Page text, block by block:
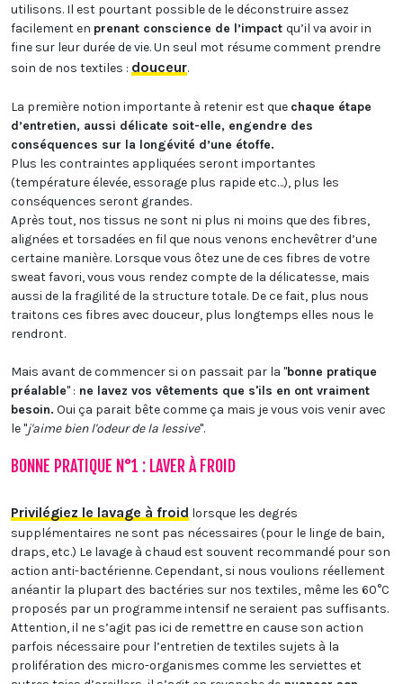
utilisons. Il est pourtant possible de le déconstruire assez
facilement en prenant conscience de l’impact qu’il va avoir in
fine sur leur durée de vie.Un seul mot résume comment prendre
soin de nos textiles : douceur.
La première notion importante à retenir est que chaque étape
d’entretien, aussi délicate soit-elle, engendre des
conséquences sur la longévité d’une étoffe.
Plus les contraintes appliquées seront importantes
(température élevée, essorage plus rapide etc…), plus les
conséquences seront grandes.
Après tout, nos tissus ne sont ni plus ni moins que des fibres,
alignées et torsadées en fil que nous venons enchevêtrer d’une
certaine manière. Lorsque vous ôtez une de ces fibres de votre
sweat favori, vous vous rendez compte de la délicatesse, mais
aussi de la fragilité de la structure totale. De ce fait, plus nous
traitons ces fibres avec douceur, plus longtemps elles nous le
rendront.
Mais avant de commencer si on passait par la "bonne pratique
préalable" : ne lavez vos vêtements que s'ils en ont vraiment
besoin. Oui ça parait bête comme ça mais je vous vois venir avec
le "j'aime bien l'odeur de la lessive".
BONNE PRATIQUE N°1 : LAVER À FROID
Privilégiez le lavage à froid lorsque les degrés
supplémentaires ne sont pas nécessaires (pour le linge de bain,
draps, etc.) Le lavage à chaud est souvent recommandé pour son
action anti-bactérienne.Cependant, si nous voulions réellement
anéantir la plupart des bactéries sur nos textiles, même les 60°C
proposés par un programme intensif ne seraient pas suffisants.
Attention, il ne s’agit pas ici de remettre en cause son action
parfois nécessaire pour l’entretien de textiles sujets à la
prolifération des micro-organismes comme les serviettes et